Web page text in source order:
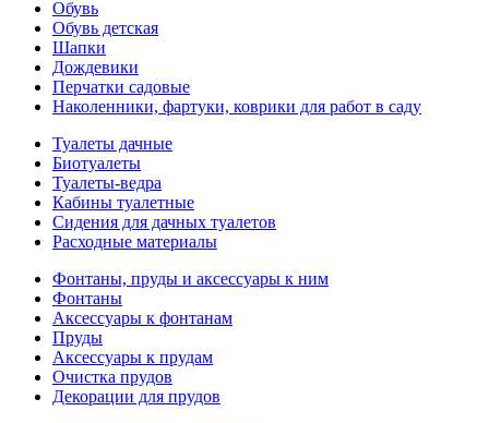
Обувь
Обувь детская
Шапки
Дождевики
Перчатки садовые
Наколенники, фартуки, коврики для работ в саду
Туалеты дачные
Биотуалеты
Туалеты-ведра
Кабины туалетные
Сидения для дачных туалетов
Расходные материалы
Фонтаны, пруды и аксессуары к ним
Фонтаны
Аксессуары к фонтанам
Пруды
Аксессуары к прудам
Очистка прудов
Декорации для прудов